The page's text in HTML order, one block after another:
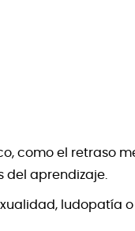
como el retraso
del aprendizaje.
ludopatía